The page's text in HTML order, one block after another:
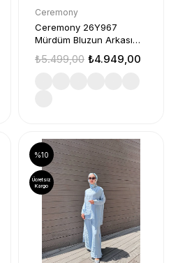
Ceremony
Ceremony 26Y967
Mürdüm Bluzun Arkası
₺4.949,00
₺5.499,00
%10
Ücretsiz
Kargo